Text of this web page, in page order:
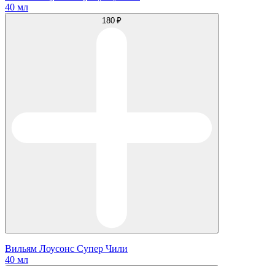
40 мл
180 ₽
Вильям Лоусонс Супер Чили
40 мл